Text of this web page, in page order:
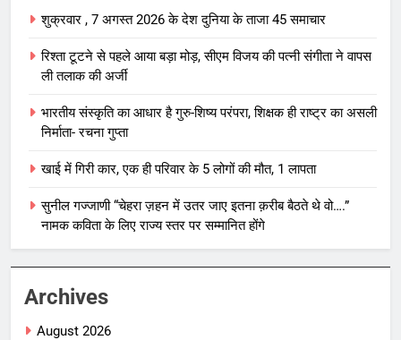
शुक्रवार , 7 अगस्त 2026 के देश दुनिया के ताजा 45 समाचार
रिश्ता टूटने से पहले आया बड़ा मोड़, सीएम विजय की पत्नी संगीता ने वापस
ली तलाक की अर्जी
भारतीय संस्कृति का आधार है गुरु-शिष्य परंपरा, शिक्षक ही राष्ट्र का असली
निर्माता- रचना गुप्ता
खाई में गिरी कार, एक ही परिवार के 5 लोगों की मौत, 1 लापता
सुनील गज्जाणी “चेहरा ज़हन में उतर जाए इतना क़रीब बैठते थे वो….”
नामक कविता के लिए राज्य स्तर पर सम्मानित होंगे
Archives
August 2026